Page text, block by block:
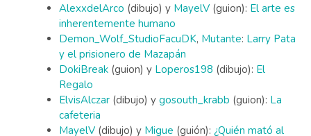
AlexxdelArco (dibujo) y MayelV (guion): El arte es
inherentemente humano
Demon_Wolf_StudioFacuDK, Mutante: Larry Pata
y el prisionero de Mazapán
DokiBreak (guion) y Loperos198 (dibujo): El
Regalo
ElvisAlczar (dibujo) y gosouth_krabb (guion): La
cafeteria
MayelV (dibujo) y Migue (guión): ¿Quién mató al